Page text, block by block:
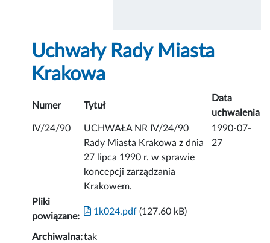
Uchwały Rady Miasta
Krakowa
Numer Tytuł
Data
uchwalenia
IV/24/90
UCHWAŁA NR IV/24/90
Rady Miasta Krakowa z dnia
27 lipca 1990 r. w sprawie
koncepcji zarządzania
Krakowem.
1990-07-
27
Pliki
powiązane:
1k024.pdf (127.60 kB)
Archiwalna:tak